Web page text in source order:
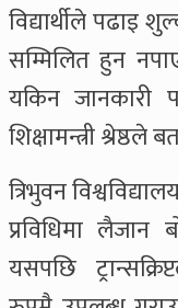
विद्यार्थीले पढाइ
सम्मिलित हुन
यकिन जानकारी
शिक्षामन्त्री श्रेष्ठले
त्रिभुवन
प्रविधिमा लैजान
यसपछि